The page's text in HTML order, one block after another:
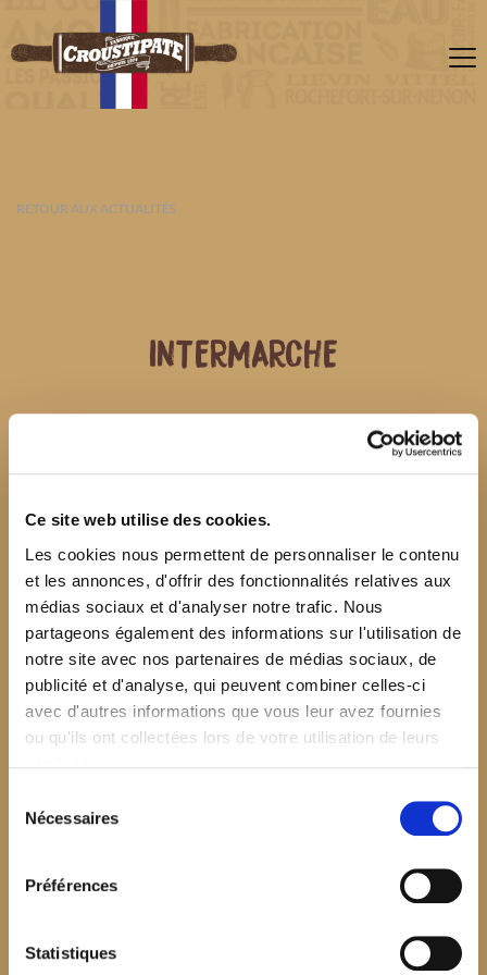
Ce site web utilise des cookies.
Les cookies nous permettent de personnaliser le contenu
et les annonces, d'offrir des fonctionnalités relatives aux
médias sociaux et d'analyser notre trafic. Nous
partageons également des informations sur l'utilisation de
notre site avec nos partenaires de médias sociaux, de
publicité et d'analyse, qui peuvent combiner celles-ci
avec d'autres informations que vous leur avez fournies
ou qu'ils ont collectées lors de votre utilisation de leurs
Nécessaires
Préférences
Statistiques
RETOUR AUX ACTUALITÉS
INTERMARCHE